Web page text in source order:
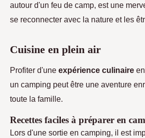
autour d'un feu de camp, est une
se reconnecter avec la nature et les
Cuisine en plein air
Profiter d'une expérience culinaire
un camping peut être une aventure
toute la famille.
Recettes faciles à préparer en
Lors d'une sortie en camping, il est